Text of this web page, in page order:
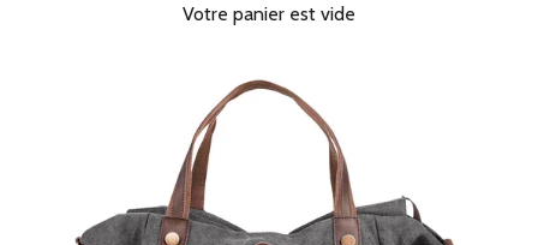
Votre panier est vide